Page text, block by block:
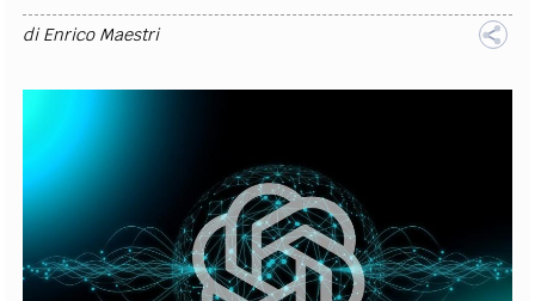
diEnrico Maestri